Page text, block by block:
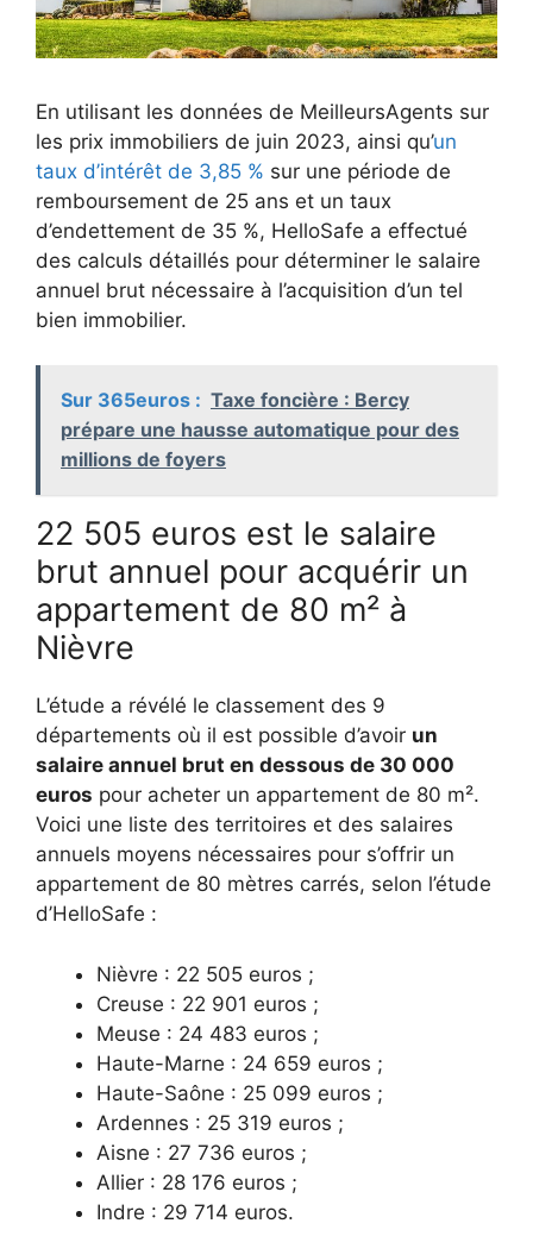
En utilisant les données de MeilleursAgents sur
les prix immobiliers de juin 2023, ainsi qu’un
taux d’intérêt de 3,85 % sur une période de
remboursement de 25 ans et un taux
d’endettement de 35 %, HelloSafe a effectué
des calculs détaillés pour déterminer le salaire
annuel brut nécessaire à l’acquisition d’un tel
bien immobilier.
Sur 365euros : Taxe foncière : Bercy
prépare une hausse automatique pour des
millions de foyers
22 505 euros est le salaire
brut annuel pour acquérir un
appartement de 80 m² à
Nièvre
L’étude a révélé le classement des 9
départements où il est possible d’avoir un
salaire annuel brut en dessous de 30 000
euros pour acheter un appartement de 80 m².
Voici une liste des territoires et des salaires
annuels moyens nécessaires pour s’offrir un
appartement de 80 mètres carrés, selon l’étude
d’HelloSafe :
Nièvre : 22 505 euros ;
Creuse : 22 901 euros ;
Meuse : 24 483 euros ;
Haute-Marne : 24 659 euros ;
Haute-Saône : 25 099 euros ;
Ardennes : 25 319 euros ;
Aisne : 27 736 euros ;
Allier : 28 176 euros ;
Indre : 29 714 euros.